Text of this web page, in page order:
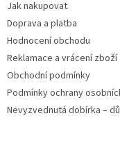
Jak nakupovat
Doprava a platba
Hodnocení obchodu
Reklamace a vrácení zboží
Obchodní podmínky
Podmínky ochrany
Nevyzvednutá dobírka –